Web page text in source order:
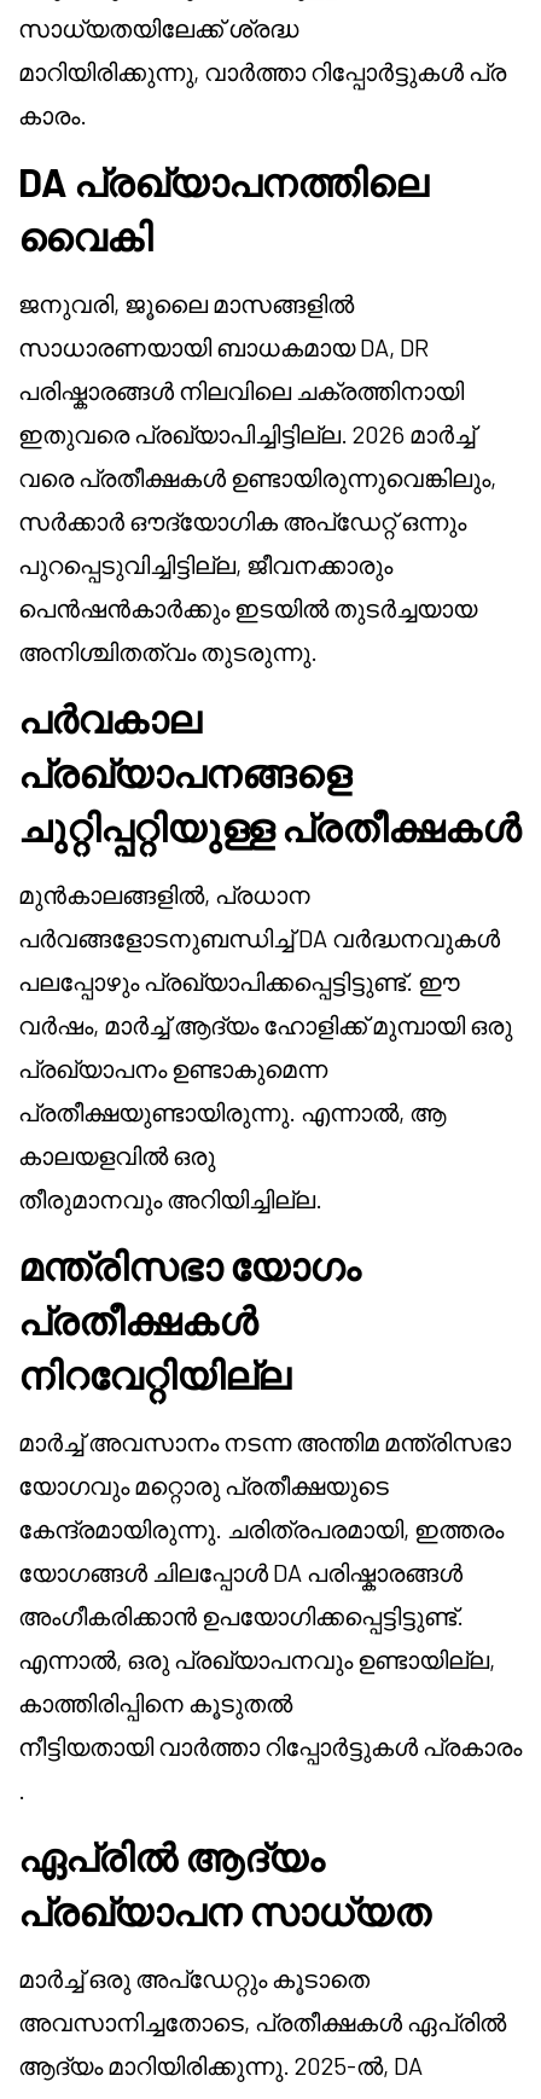
സാധ്യതയിലേക്ക് ശ്രദ്ധ
മാറിയിരിക്കുന്നു, വാർത്താ റിപ്പോർട്ടുകൾ പ്ര
കാരം.
DA പ്രഖ്യാപനത്തിലെ
വൈകി
ജനുവരി, ജൂലൈ മാസങ്ങളിൽ
സാധാരണയായി ബാധകമായ DA, DR
പരിഷ്കാരങ്ങൾ നിലവിലെ ചക്രത്തിനായി
ഇതുവരെ പ്രഖ്യാപിച്ചിട്ടില്ല. 2026 മാർച്ച്
വരെ പ്രതീക്ഷകൾ ഉണ്ടായിരുന്നുവെങ്കിലും,
സർക്കാർ ഔദ്യോഗിക അപ്ഡേറ്റ് ഒന്നും
പുറപ്പെടുവിച്ചിട്ടില്ല, ജീവനക്കാരും
പെൻഷൻകാർക്കും ഇടയിൽ തുടർച്ചയായ
അനിശ്ചിതത്വം തുടരുന്നു.
പർവകാല
പ്രഖ്യാപനങ്ങളെ
ചുറ്റിപ്പറ്റിയുള്ള പ്രതീക്ഷകൾ
മുൻകാലങ്ങളിൽ, പ്രധാന
പർവങ്ങളോടനുബന്ധിച്ച് DA വർദ്ധനവുകൾ
പലപ്പോഴും പ്രഖ്യാപിക്കപ്പെട്ടിട്ടുണ്ട്. ഈ
വർഷം, മാർച്ച് ആദ്യം ഹോളിക്ക് മുമ്പായി ഒരു
പ്രഖ്യാപനം ഉണ്ടാകുമെന്ന
പ്രതീക്ഷയുണ്ടായിരുന്നു. എന്നാൽ, ആ
കാലയളവിൽ ഒരു
തീരുമാനവും അറിയിച്ചില്ല.
മന്ത്രിസഭാ യോഗം
പ്രതീക്ഷകൾ
നിറവേറ്റിയില്ല
മാർച്ച് അവസാനം നടന്ന അന്തിമ മന്ത്രിസഭാ
യോഗവും മറ്റൊരു പ്രതീക്ഷയുടെ
കേന്ദ്രമായിരുന്നു. ചരിത്രപരമായി, ഇത്തരം
യോഗങ്ങൾ ചിലപ്പോൾ DA പരിഷ്കാരങ്ങൾ
അംഗീകരിക്കാൻ ഉപയോഗിക്കപ്പെട്ടിട്ടുണ്ട്.
എന്നാൽ, ഒരു പ്രഖ്യാപനവും ഉണ്ടായില്ല,
കാത്തിരിപ്പിനെ കൂടുതൽ
നീട്ടിയതായി വാർത്താ റിപ്പോർട്ടുകൾ പ്രകാരം
ഏപ്രിൽ ആദ്യം
പ്രഖ്യാപന സാധ്യത
മാർച്ച് ഒരു അപ്ഡേറ്റും കൂടാതെ
അവസാനിച്ചതോടെ, പ്രതീക്ഷകൾ ഏപ്രിൽ
ആദ്യം മാറിയിരിക്കുന്നു. 2025-ൽ, DA